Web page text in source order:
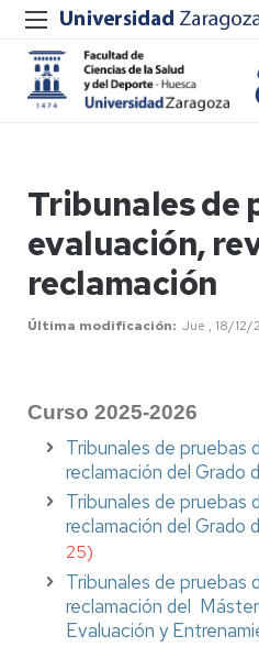
Tribunales de
evaluación,
reclamación
Última modificación Jue , 18/
Curso 2025-2026
Tribunales de pruebas
reclamación del Grado
Tribunales de pruebas
reclamación del Grado
25)
Tribunales de pruebas
reclamación del
Evaluación y